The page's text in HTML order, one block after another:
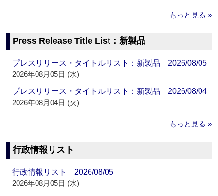
もっと見る »
Press Release Title List：新製品
プレスリリース・タイトルリスト：新製品 2026/08/05
2026年08月05日 (水)
プレスリリース・タイトルリスト：新製品 2026/08/04
2026年08月04日 (火)
もっと見る »
行政情報リスト
行政情報リスト 2026/08/05
2026年08月05日 (水)